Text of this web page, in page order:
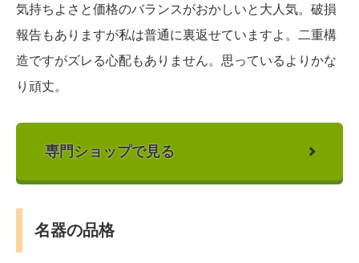
気持ちよさと価格のバランスがおかしいと大人気。破損
報告もありますが私は普通に裏返せていますよ。二重構
造ですがズレる心配もありません。思っているよりかな
り頑丈。
専門ショップで見る
名器の品格